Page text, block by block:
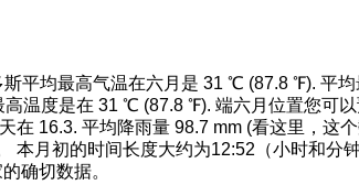
斯平均最高气温在六月是 31 ℃ (87.8 ℉). 平
温度是在 31 ℃ (87.8 ℉). 端六月位置您可
在 16.3. 平均降雨量 98.7 mm (看这里，这
本月初的时间长度大约为12:52（小时和分
确切数据。